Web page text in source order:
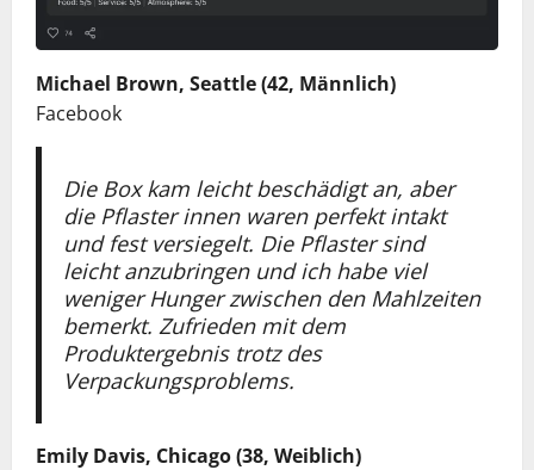
Michael Brown, Seattle (42, Männlich)
Facebook
Die Box kam leicht beschädigt an, aber
die Pflaster innen waren perfekt intakt
und fest versiegelt. Die Pflaster sind
leicht anzubringen und ich habe viel
weniger Hunger zwischen den Mahlzeiten
bemerkt. Zufrieden mit dem
Produktergebnis trotz des
Verpackungsproblems.
Emily Davis, Chicago (38, Weiblich)